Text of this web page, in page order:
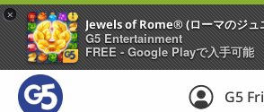
Jewels of Rome® (ローマのジュ
G5 Entertainment
FREE - Google Playで入手可能
+
G5